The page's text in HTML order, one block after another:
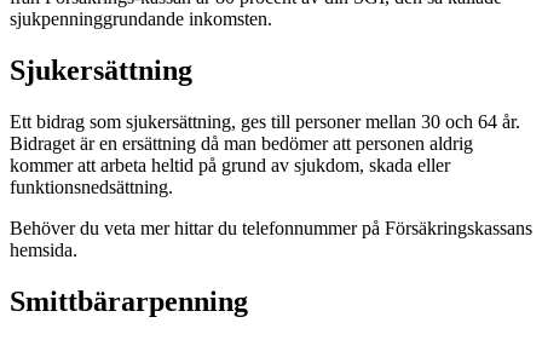
sjukpenninggrundande inkomsten.
Sjukersättning
Ett bidrag som sjukersättning, ges till personer mellan 30 och 64 år.
Bidraget är en ersättning då man bedömer att personen aldrig
kommer att arbeta heltid på grund av sjukdom, skada eller
funktionsnedsättning.
Behöver du veta mer hittar du telefonnummer på Försäkringskassans
hemsida.
Smittbärarpenning